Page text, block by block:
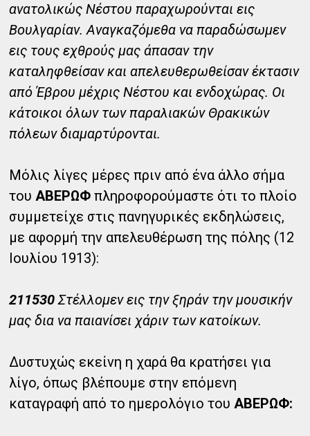
ανατολικώς Νέστου παραχωρούνται εις
Βουλγαρίαν. Αναγκαζόμεθα να παραδώσωμεν
εις τους εχθρούς μας άπασαν την
καταληφθείσαν και απελευθερωθείσαν έκτασιν
από Έβρου μέχρις Νέστου και ενδοχώρας. Οι
κάτοικοι όλων των παραλιακών Θρακικών
πόλεων διαμαρτύρονται.
Μόλις λίγες μέρες πριν από ένα άλλο σήμα
τουΑΒΕΡΩΦ πληροφορούμαστε ότι το πλοίο
συμμετείχε στις πανηγυρικές εκδηλώσεις,
με αφορμή την απελευθέρωση της πόλης (12
Ιουλίου 1913):
211530Στέλλομεν εις την ξηράν την μουσικήν
μας δια να παιανίσει χάριν των κατοίκων.
Δυστυχώς εκείνη η χαρά θα κρατήσει για
λίγο, όπως βλέπουμε στην επόμενη
καταγραφή από το ημερολόγιο τουΑΒΕΡΩΦ: